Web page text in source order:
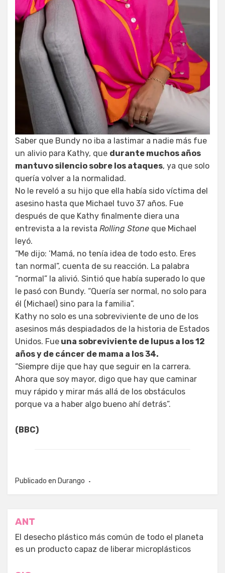
Saber que Bundy no iba a lastimar a nadie más fue
un alivio para Kathy, que durante muchos años
mantuvo silencio sobre los ataques, ya que solo
quería volver a la normalidad.
No le reveló a su hijo que ella había sido víctima del
asesino hasta que Michael tuvo 37 años. Fue
después de que Kathy finalmente diera una
entrevista a la revista Rolling Stone que Michael
leyó.
“Me dijo: ‘Mamá, no tenía idea de todo esto. Eres
tan normal”, cuenta de su reacción. La palabra
“normal” la alivió. Sintió que había superado lo que
le pasó con Bundy. “Quería ser normal, no solo para
él (Michael) sino para la familia”.
Kathy no solo es una sobreviviente de uno de los
asesinos más despiadados de la historia de Estados
Unidos. Fue una sobreviviente de lupus a los 12
años y de cáncer de mama a los 34.
“Siempre dije que hay que seguir en la carrera.
Ahora que soy mayor, digo que hay que caminar
muy rápido y mirar más allá de los obstáculos
porque va a haber algo bueno ahí detrás”.
(BBC)
Publicado en Durango
Navegación
de
entradas
ANT
El desecho plástico más común de todo el planeta
es un producto capaz de liberar microplásticos